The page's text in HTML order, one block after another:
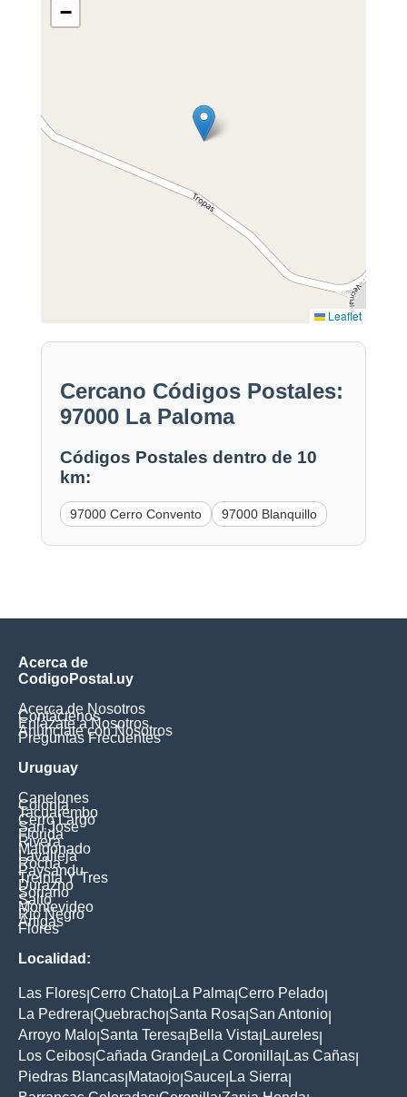
−
Leaflet
Cercano Códigos Postales:
97000 La Paloma
Códigos Postales dentro de 10
km:
97000 Cerro Convento 97000 Blanquillo
Acerca de
CodigoPostal.uy
Acerca de Nosotros
Contáctenos
Enlázate a Nosotros
Anúnciate con Nosotros
Preguntas Frecuentes
Uruguay
Canelones
Colonia
Tacuarembo
Cerro Largo
San Jose
Florida
Rivera
Maldonado
Lavalleja
Rocha
Paysandu
Treinta Y Tres
Durazno
Soriano
Salto
Montevideo
Rio Negro
Artigas
Flores
Localidad:
Las Flores Cerro Chato La Palma Cerro Pelado
La Pedrera Quebracho Santa Rosa San Antonio
Arroyo Malo Santa Teresa Bella Vista Laureles
Los Ceibos Cañada Grande La Coronilla Las Cañas
Piedras Blancas Mataojo Sauce La Sierra